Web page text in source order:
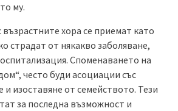
му.
възрастните хора се приемат като
страдат от някакво заболяване,
Споменаването на
често буди асоциации със
и изоставяне от семейството. Тези
за последна възможност и